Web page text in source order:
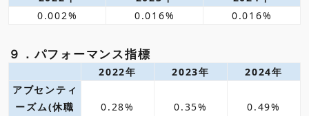
0.002%
0.016% 0.016%
９．パフォーマンス指標
2022年 2023年
2024年
アブセンティ
ーズム(休職
0.28% 0.35% 0.49%